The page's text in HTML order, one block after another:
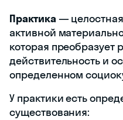
Практика —
активной
которая преобразует
действительность и
определенном
У практики есть
существования: